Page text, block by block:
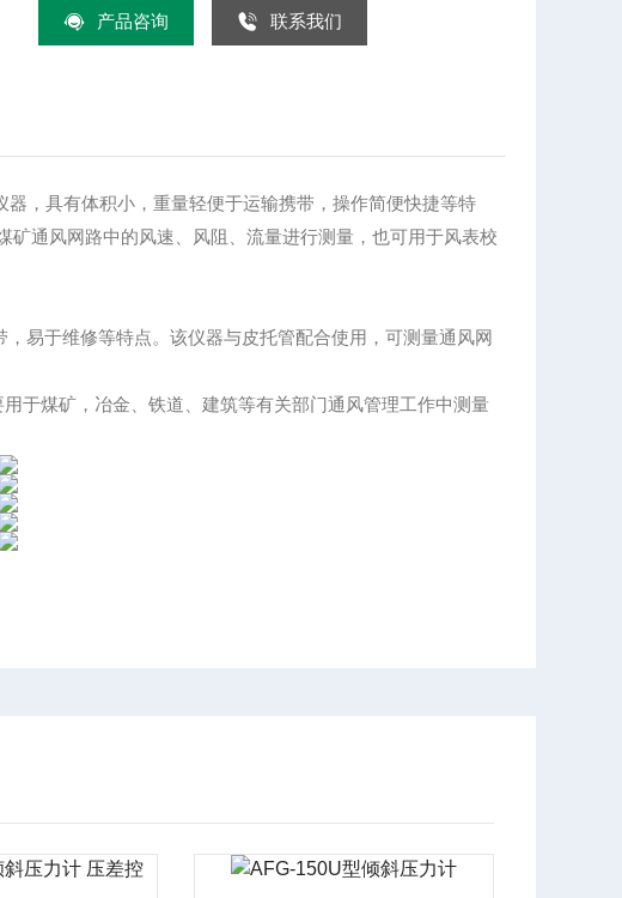
产品咨询 联系我们
器，具有体积小，重量轻便于运输携带，操作简便快捷等特
通风网路中的风速、风阻、流量进行测量，也可用于风表校
易于维修等特点。该仪器与皮托管配合使用，可测量通风网
于煤矿，冶金、铁道、建筑等有关部门通风管理工作中测量